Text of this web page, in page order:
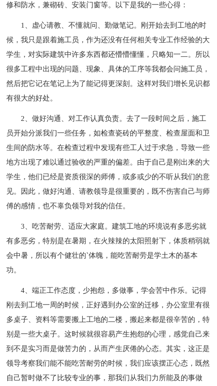
修和防水，兼砌砖、安装门窗等。以下是我的一些心得：
1、虚心请教、不懂就问、勤做笔记。刚开始去到工地的时
候，我只是跟着施工员，作为还没有任何相关专业工作经验的大
学生，对实际建筑中许多东西都还懵懵懂懂，只略知一二。所以
很多工程中出现的问题、现象、具体的工序等我都会问施工员，
然后把它记在笔记上为了能记得更深刻。这样对我们增长见识都
有很大的好处。
2、做好沟通、对工作认真负责。去了一段时间之后，施工
员开始分派我们一些任务，如检查瓷砖的平整度、检查屋面和卫
生间的防水等。在检查过程中发现有些工人过于求急，导致一些
地方出现了难以通过验收的严重的偏差。由于自己是刚出来的大
学生，他们已经是资质很深的师傅，或多或少的不听从我们的意
见。因此，做好沟通、请教领导是很重要的，既不伤害自己与师
傅的感情，也不辜负领导对我的信任。
3、吃苦耐劳、适应大家庭。建筑工地的环境说有多恶劣就
有多恶劣，特别是在暑期，在火辣辣的太阳照射下，体质稍弱就
会中暑，所以有个健壮的`体魄，能吃苦耐劳是学土木的基本
功。
4、端正工作态度，少抱怨，多做事，学会苦中作乐。记得
刚去到工地一周的时候，正好遇到办公室的迁移，办公室里有很
多桌子、资料等需要搬上工地的二楼，搬起来都是很辛苦的，特
别是一些大桌子。这时候就很容易产生抱怨的心理，感觉自己来
到不是实习而是做苦力的，从而产生厌倦的心态。其实，这正是
领导考察我们能不能吃苦耐劳的时候，我们应该摆正心态，既然
自己暂时做不了比较专业的事，那我们从我们力所能及的事做